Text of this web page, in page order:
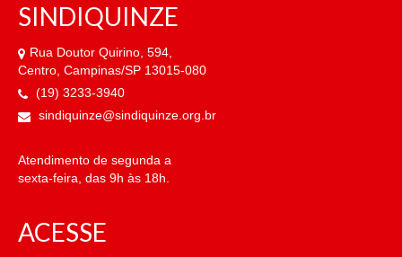
SINDIQUINZE
Rua Doutor Quirino, 594,
Centro, Campinas/SP 13015-080
(19) 3233-3940
sindiquinze@sindiquinze.org.br
Atendimento de segunda a
sexta-feira, das 9h às 18h.
ACESSE